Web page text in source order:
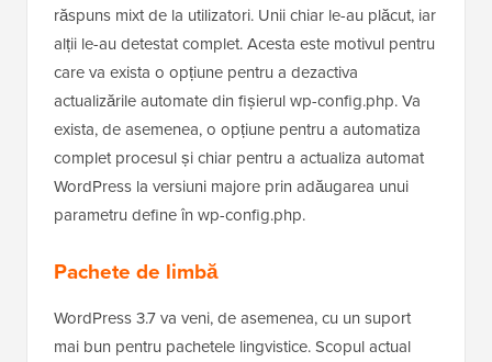
răspuns mixt de la utilizatori. Unii chiar le-au plăcut, iar
alții le-au detestat complet. Acesta este motivul pentru
care va exista o opțiune pentru a dezactiva
actualizările automate din fișierul wp-config.php. Va
exista, de asemenea, o opțiune pentru a automatiza
complet procesul și chiar pentru a actualiza automat
WordPress la versiuni majore prin adăugarea unui
parametru define în wp-config.php.
Pachete de limbă
WordPress 3.7 va veni, de asemenea, cu un suport
mai bun pentru pachetele lingvistice. Scopul actual